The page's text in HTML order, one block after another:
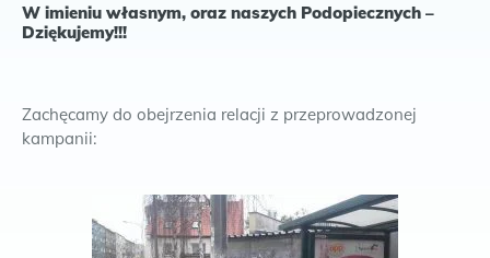
W imieniu własnym, oraz naszych Podopiecznych –
Dziękujemy!!!
Zachęcamy do obejrzenia relacji z przeprowadzonej
kampanii: